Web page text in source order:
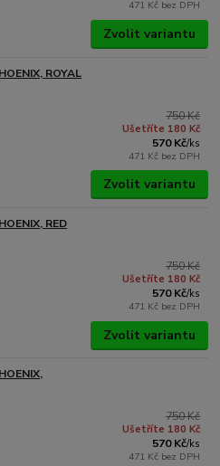
471 Kč bez DPH
Zvolit variantu
ROYAL
750 Kč
Ušetříte 180 Kč
570 Kč/ks
471 Kč bez DPH
Zvolit variantu
RED
750 Kč
Ušetříte 180 Kč
570 Kč/ks
471 Kč bez DPH
Zvolit variantu
750 Kč
Ušetříte 180 Kč
570 Kč/ks
471 Kč bez DPH